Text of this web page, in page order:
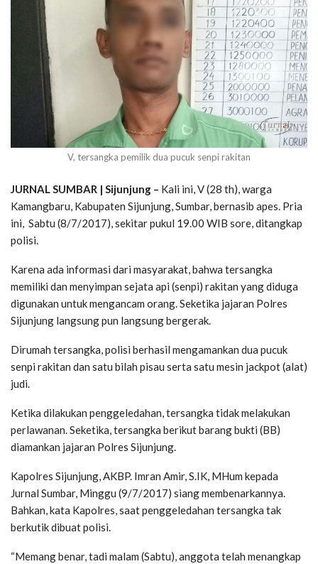
V, tersangka pemilik dua pucuk senpi rakitan
JURNAL SUMBAR | Sijunjung – Kali ini, V (28 th), warga
Kamangbaru, Kabupaten Sijunjung, Sumbar, bernasib apes. Pria
ini, Sabtu (8/7/2017), sekitar pukul 19.00 WIB sore, ditangkap
polisi.
Karena ada informasi dari masyarakat, bahwa tersangka
memiliki dan menyimpan sejata api (senpi) rakitan yang diduga
digunakan untuk mengancam orang. Seketika jajaran Polres
Sijunjung langsung pun langsung bergerak.
Dirumah tersangka, polisi berhasil mengamankan dua pucuk
senpi rakitan dan satu bilah pisau serta satu mesin jackpot (alat)
judi.
Ketika dilakukan penggeledahan, tersangka tidak melakukan
perlawanan. Seketika, tersangka berikut barang bukti (BB)
diamankan jajaran Polres Sijunjung.
Kapolres Sijunjung, AKBP. Imran Amir, S.IK, MHum kepada
Jurnal Sumbar, Minggu (9/7/2017) siang membenarkannya.
Bahkan, kata Kapolres, saat penggeledahan tersangka tak
berkutik dibuat polisi.
“Memang benar, tadi malam (Sabtu), anggota telah menangkap